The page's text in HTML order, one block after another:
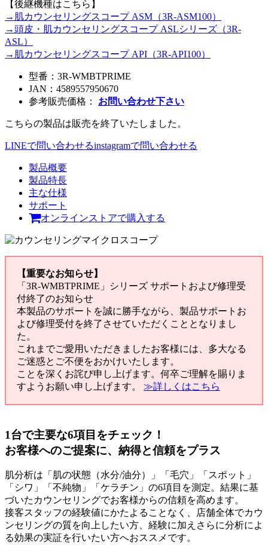
【後継機種はこちら】
→肌カウンセリングスコープ ASM（3R-ASM100）
→頭皮・肌カウンセリングスコープ ASLシリーズ（3R-
ASL）
→肌カウンセリングスコープ API（3R-API100）
型番： 3R-WMBTPRIME
JAN： 4589557950670
参考販売価格：
お問い合わせ下さい
こちらの製品は販売を終了いたしました。
LINEで問い合わせるinstagramで問い合わせる
製品概要
製品特長
主な仕様
サポート
オンラインストアで購入する
【重要なお知らせ】
「3R-WMBTPRIME」シリーズ サポートおよび修理受
付終了のお知らせ
本製品のサポートを誠に勝手ながら、製品サポートお
よび修理受付を終了させていただくこととなりまし
た。
これまでご愛用いただきましたお客様には、多大なる
ご迷惑とご不便をおかけいたします。
ことを深くお詫び申し上げます。何卒ご理解を賜りま
すようお願い申し上げます。 ≫詳しくはこちら
1台で主要な6項目をチェック！
お客様へのご提案に、納得と信頼をプラス
肌分析は「肌の状態（水分/油分）」「毛穴」「スポット」
「シワ」「不純物」「ケラチン」の6項目を測定。結果に基
づいたカウンセリングでお客様からの信頼を高めます。
接客スタッフの経験値にかたよることなく、店舗全体でカウ
ンセリングの質を向上したい方、経験に加えさらに分析によ
る効果の実証を行いたい方へおススメです。